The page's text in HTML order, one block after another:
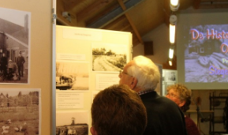
uur.
bestuur
wordt